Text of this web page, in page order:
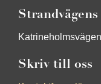
Skriv till oss